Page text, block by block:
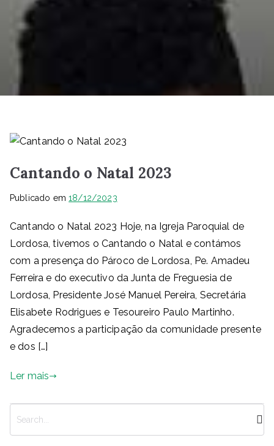
Cantando o Natal 2023
Publicado em18/12/2023
Cantando o Natal 2023 Hoje, na Igreja Paroquial de
Lordosa, tivemos o Cantando o Natal e contámos
com a presença do Pároco de Lordosa, Pe. Amadeu
Ferreira e do executivo da Junta de Freguesia de
Lordosa, Presidente José Manuel Pereira, Secretária
Elisabete Rodrigues e Tesoureiro Paulo Martinho.
Agradecemos a participação da comunidade presente
e dos […]
Ler mais